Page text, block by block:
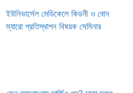
ইউনিভার্সেল মেডিকেলে কিডনী ও বোন
ম্যারো প্রতিস্থাপন বিষয়ক সেমিনার